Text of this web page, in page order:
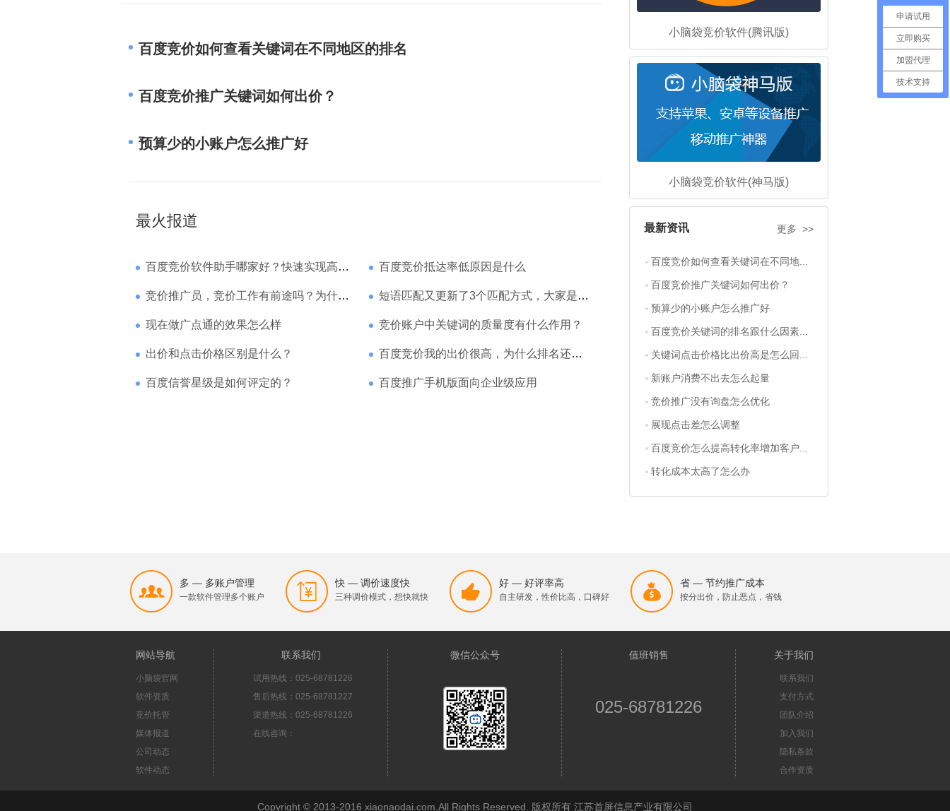
小脑袋竞价软件(腾讯版)
小脑袋竞价软件(神马版)
最新资讯 更多 >>
百度竞价如何查看关键词在不同地...
百度竞价推广关键词如何出价？
预算少的小账户怎么推广好
百度竞价关键词的排名跟什么因素...
关键词点击价格比出价高是怎么回...
新账户消费不出去怎么起量
竞价推广没有询盘怎么优化
展现点击差怎么调整
百度竞价怎么提高转化率增加客户...
转化成本太高了怎么办
百度竞价如何查看关键词在不同地区的排名
百度竞价推广关键词如何出价？
预算少的小账户怎么推广好
最火报道
百度竞价软件助手哪家好？快速实现高回报哪家强？ 百度竞价抵达率低原因是什么
竞价推广员，竞价工作有前途吗？为什么待遇那么高 短语匹配又更新了3个匹配方式，大家是如何理解的
现在做广点通的效果怎么样 竞价账户中关键词的质量度有什么作用？
出价和点击价格区别是什么？ 百度竞价我的出价很高，为什么排名还是靠后
百度信誉星级是如何评定的？ 百度推广手机版面向企业级应用
多 — 多账户管理
一款软件管理多个账户
快 — 调价速度快
三种调价模式，想快就快
好 — 好评率高
自主研发，性价比高，口碑好
省 — 节约推广成本
按分出价，防止恶点，省钱
网站导航
小脑袋官网
软件资质
竞价托管
媒体报道
公司动态
软件动态
联系我们
试用热线：025-68781226
售后热线：025-68781227
渠道热线：025-68781226
在线咨询：
微信公众号 值班销售
025-68781226
关于我们
联系我们
支付方式
团队介绍
加入我们
隐私条款
合作资质
Copyright © 2013-2016 xiaonaodai.com,All Rights Reserved. 版权所有 江苏首屏信息产业有限公司
申请试用
立即购买
加盟代理
技术支持